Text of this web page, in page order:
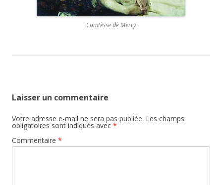
Comtesse de Mercy
Laisser un commentaire
Votre adresse e-mail ne sera pas publiée. Les champs
obligatoires sont indiqués avec *
Commentaire *